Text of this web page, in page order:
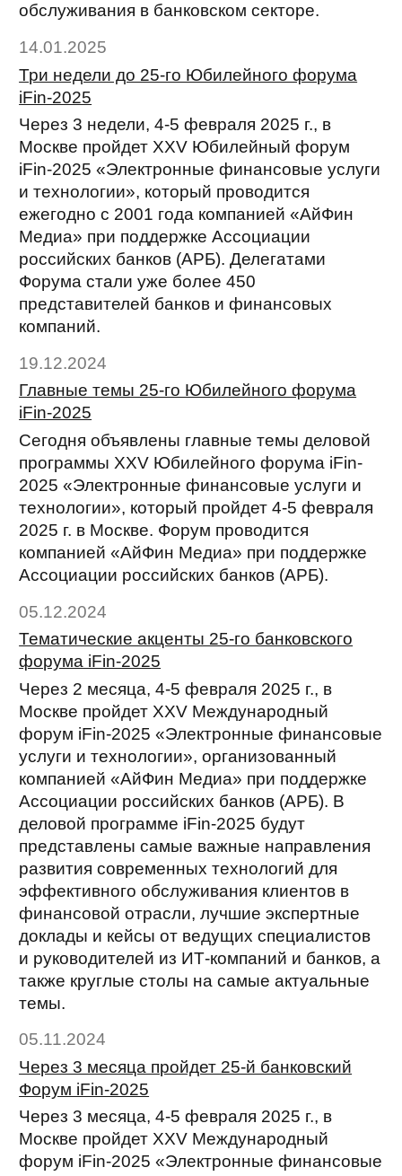
обслуживания в банковском секторе.
14.01.2025
Три недели до 25-го Юбилейного форума
iFin-2025
Через 3 недели, 4-5 февраля 2025 г., в
Москве пройдет XXV Юбилейный форум
iFin-2025 «Электронные финансовые услуги
и технологии», который проводится
ежегодно с 2001 года компанией «АйФин
Медиа» при поддержке Ассоциации
российских банков (АРБ). Делегатами
Форума стали уже более 450
представителей банков и финансовых
компаний.
19.12.2024
Главные темы 25-го Юбилейного форума
iFin-2025
Сегодня объявлены главные темы деловой
программы XXV Юбилейного форума iFin-
2025 «Электронные финансовые услуги и
технологии», который пройдет 4-5 февраля
2025 г. в Москве. Форум проводится
компанией «АйФин Медиа» при поддержке
Ассоциации российских банков (АРБ).
05.12.2024
Тематические акценты 25-го банковского
форума iFin-2025
Через 2 месяца, 4-5 февраля 2025 г., в
Москве пройдет XXV Международный
форум iFin-2025 «Электронные финансовые
услуги и технологии», организованный
компанией «АйФин Медиа» при поддержке
Ассоциации российских банков (АРБ). В
деловой программе iFin-2025 будут
представлены самые важные направления
развития современных технологий для
эффективного обслуживания клиентов в
финансовой отрасли, лучшие экспертные
доклады и кейсы от ведущих специалистов
и руководителей из ИТ-компаний и банков, а
также круглые столы на самые актуальные
темы.
05.11.2024
Через 3 месяца пройдет 25-й банковский
Форум iFin-2025
Через 3 месяца, 4-5 февраля 2025 г., в
Москве пройдет XXV Международный
форум iFin-2025 «Электронные финансовые